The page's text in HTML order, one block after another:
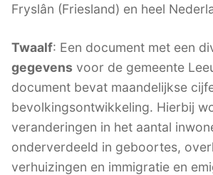
Fryslân (Friesland) en heel
Twaalf: Een document met een
gegevens voor de gemeente
document bevat maandelijkse
bevolkingsontwikkeling. Hierbij
veranderingen in het aantal
onderverdeeld in geboortes,
verhuizingen en immigratie en